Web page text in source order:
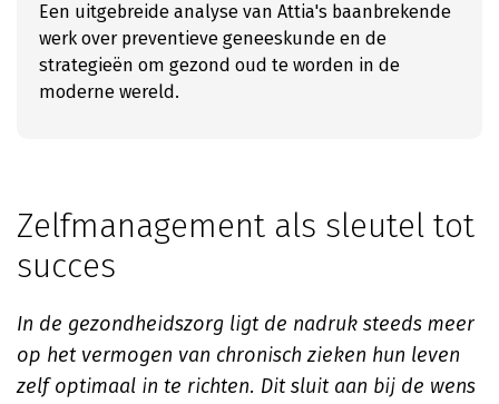
Een uitgebreide analyse van Attia's baanbrekende
werk over preventieve geneeskunde en de
strategieën om gezond oud te worden in de
moderne wereld.
Zelfmanagement als sleutel tot
succes
In de gezondheidszorg ligt de nadruk steeds meer
op het vermogen van chronisch zieken hun leven
zelf optimaal in te richten. Dit sluit aan bij de wens